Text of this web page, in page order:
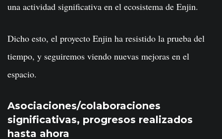
una actividad significativa en el ecosistema de Enjin.
Dicho esto, el proyecto Enjin ha resistido la prueba del
tiempo, y seguiremos viendo nuevas mejoras en el
espacio.
Asociaciones/colaboraciones
significativas, progresos realizados
hasta ahora